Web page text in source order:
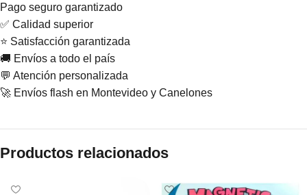
Pago seguro garantizado
✅ Calidad superior
⭐ Satisfacción garantizada
🚚 Envíos a todo el país
💬 Atención personalizada
🚀 Envíos flash en Montevideo y Canelones
Productos relacionados